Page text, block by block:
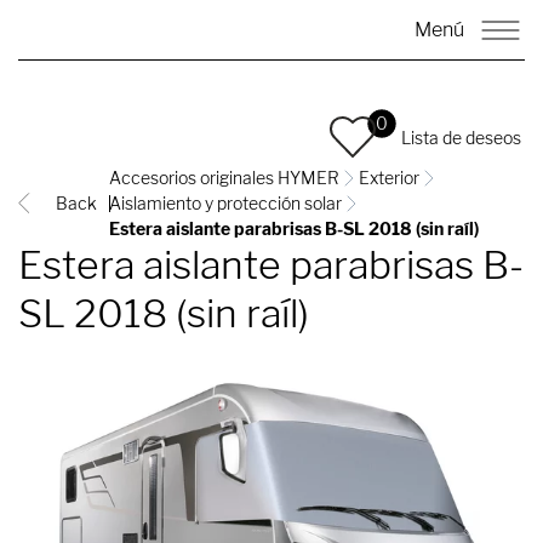
Menú
0
Lista de deseos
Back
Accesorios originales HYMER
Exterior
Aislamiento y protección solar
Estera aislante parabrisas B-SL 2018 (sin raíl)
Estera aislante parabrisas B-
SL 2018 (sin raíl)